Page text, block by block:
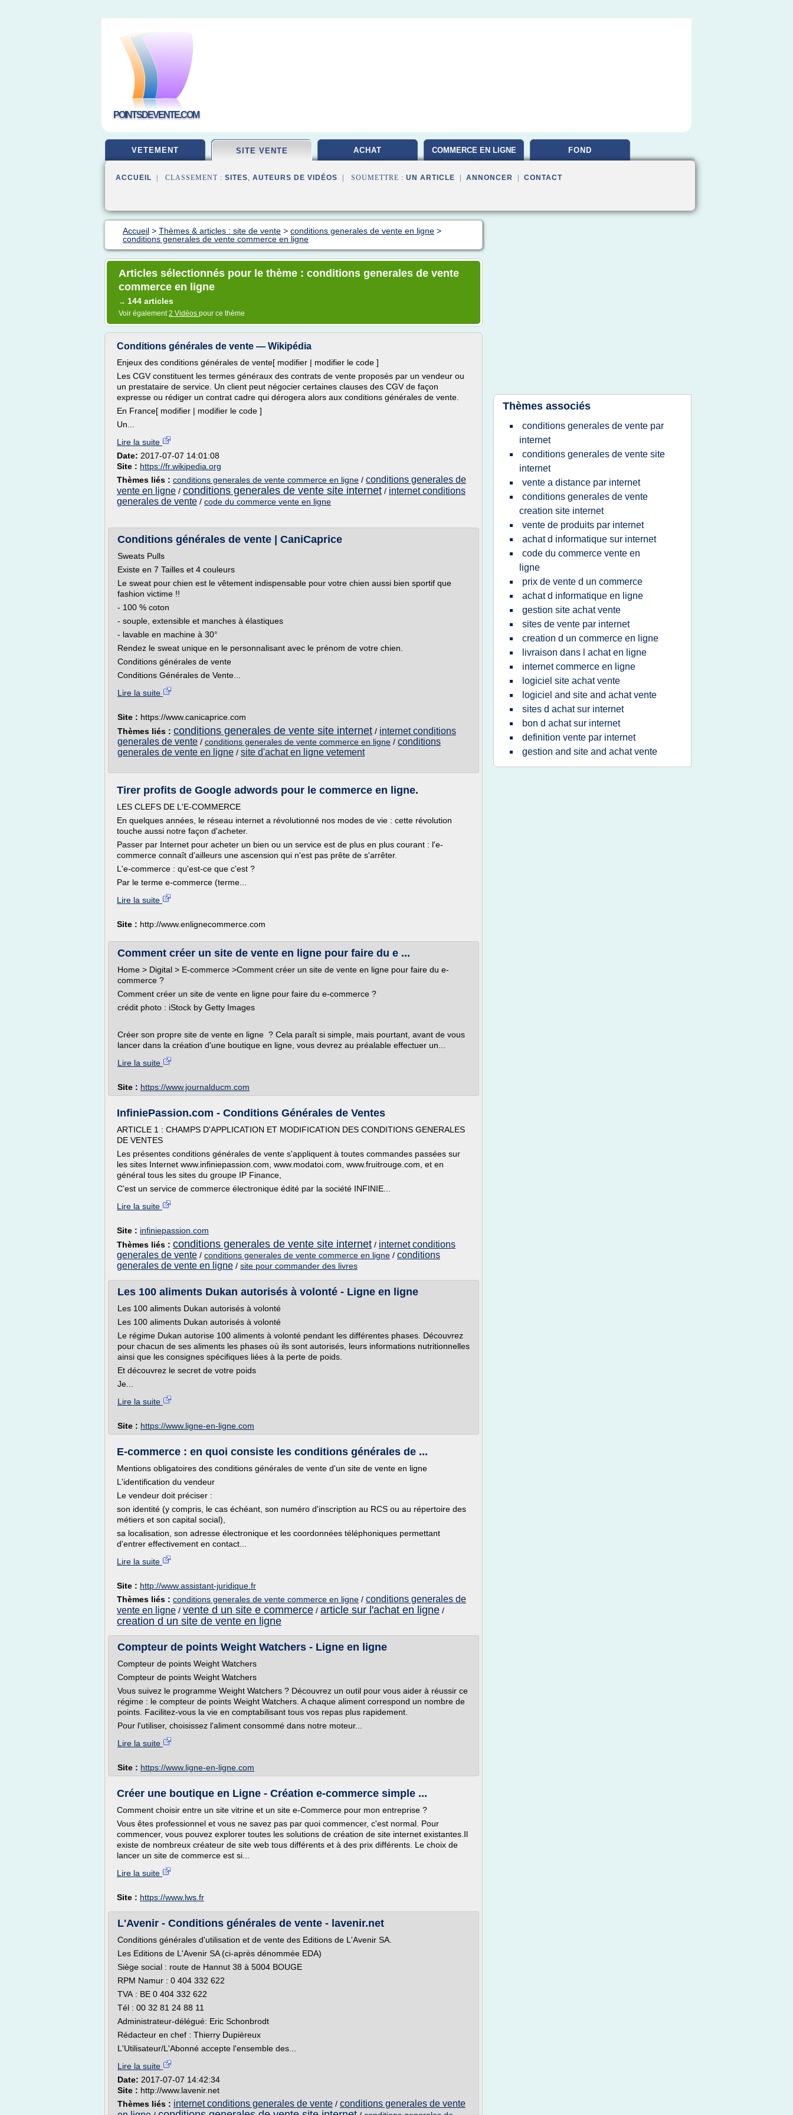
POINTSDEVENTE.COM
VETEMENT SITE VENTE ACHAT COMMERCE EN LIGNE FOND
ACCUEIL | CLASSEMENT : SITES, AUTEURS DE VIDÉOS | SOUMETTRE : UN ARTICLE ANNONCER CONTACT
Accueil > Thèmes & articles : site de vente > conditions generales de vente en ligne >
conditions generales de vente commerce en ligne
Articles sélectionnés pour le thème : conditions generales de vente
commerce en ligne
→ 144 articles
Voir également2 Vidéos pour ce thème
Conditions générales de vente — Wikipédia
Enjeux des conditions générales de vente[ modifier | modifier le code ]
Les CGV constituent les termes généraux des contrats de vente proposés par un vendeur ou
un prestataire de service. Un client peut négocier certaines clauses des CGV de façon
expresse ou rédiger un contrat cadre qui dérogera alors aux conditions générales de vente.
En France[ modifier | modifier le code ]
Un...
Lire la suite
Date: 2017-07-07 14:01:08
Site : https://fr.wikipedia.org
Thèmes liés : conditions generales de vente commerce en ligne / conditions generales de
vente en ligne / conditions generales de vente site internet / internet conditions
generales de vente / code du commerce vente en ligne
Conditions générales de vente | CaniCaprice
Sweats Pulls
Existe en 7 Tailles et 4 couleurs
Le sweat pour chien est le vêtement indispensable pour votre chien aussi bien sportif que
fashion victime !!
- 100 % coton
- souple, extensible et manches à élastiques
- lavable en machine à 30°
Rendez le sweat unique en le personnalisant avec le prénom de votre chien.
Conditions générales de vente
Conditions Générales de Vente...
Lire la suite
Site : https://www.canicaprice.com
Thèmes liés : conditions generales de vente site internet / internet conditions
generales de vente / conditions generales de vente commerce en ligne / conditions
generales de vente en ligne / site d'achat en ligne vetement
Tirer profits de Google adwords pour le commerce en ligne.
LES CLEFS DE L'E-COMMERCE
En quelques années, le réseau internet a révolutionné nos modes de vie : cette révolution
touche aussi notre façon d'acheter.
Passer par Internet pour acheter un bien ou un service est de plus en plus courant : l'e-
commerce connaît d'ailleurs une ascension qui n'est pas prête de s'arrêter.
L'e-commerce : qu'est-ce que c'est ?
Par le terme e-commerce (terme...
Lire la suite
Site : http://www.enlignecommerce.com
Comment créer un site de vente en ligne pour faire du e ...
Home > Digital > E-commerce >Comment créer un site de vente en ligne pour faire du e-
commerce ?
Comment créer un site de vente en ligne pour faire du e-commerce ?
crédit photo : iStock by Getty Images
Créer son propre site de vente en ligne ? Cela paraît si simple, mais pourtant, avant de vous
lancer dans la création d'une boutique en ligne, vous devrez au préalable effectuer un...
Lire la suite
Site : https://www.journalducm.com
InfiniePassion.com - Conditions Générales de Ventes
ARTICLE 1 : CHAMPS D'APPLICATION ET MODIFICATION DES CONDITIONS GENERALES
DE VENTES
Les présentes conditions générales de vente s'appliquent à toutes commandes passées sur
les sites Internet www.infiniepassion.com, www.modatoi.com, www.fruitrouge.com, et en
général tous les sites du groupe IP Finance,
C'est un service de commerce électronique édité par la société INFINIE...
Lire la suite
Site : infiniepassion.com
Thèmes liés : conditions generales de vente site internet / internet conditions
generales de vente / conditions generales de vente commerce en ligne / conditions
generales de vente en ligne / site pour commander des livres
Les 100 aliments Dukan autorisés à volonté - Ligne en ligne
Les 100 aliments Dukan autorisés à volonté
Les 100 aliments Dukan autorisés à volonté
Le régime Dukan autorise 100 aliments à volonté pendant les différentes phases. Découvrez
pour chacun de ses aliments les phases où ils sont autorisés, leurs informations nutritionnelles
ainsi que les consignes spécifiques liées à la perte de poids.
Et découvrez le secret de votre poids
Je...
Lire la suite
Site : https://www.ligne-en-ligne.com
E-commerce : en quoi consiste les conditions générales de ...
Mentions obligatoires des conditions générales de vente d'un site de vente en ligne
L'identification du vendeur
Le vendeur doit préciser :
son identité (y compris, le cas échéant, son numéro d'inscription au RCS ou au répertoire des
métiers et son capital social),
sa localisation, son adresse électronique et les coordonnées téléphoniques permettant
d'entrer effectivement en contact...
Lire la suite
Site : http://www.assistant-juridique.fr
Thèmes liés : conditions generales de vente commerce en ligne / conditions generales de
vente en ligne / vente d un site e commerce / article sur l'achat en ligne /
creation d un site de vente en ligne
Compteur de points Weight Watchers - Ligne en ligne
Compteur de points Weight Watchers
Compteur de points Weight Watchers
Vous suivez le programme Weight Watchers ? Découvrez un outil pour vous aider à réussir ce
régime : le compteur de points Weight Watchers. A chaque aliment correspond un nombre de
points. Facilitez-vous la vie en comptabilisant tous vos repas plus rapidement.
Pour l'utiliser, choisissez l'aliment consommé dans notre moteur...
Lire la suite
Site : https://www.ligne-en-ligne.com
Créer une boutique en Ligne - Création e-commerce simple ...
Comment choisir entre un site vitrine et un site e-Commerce pour mon entreprise ?
Vous êtes professionnel et vous ne savez pas par quoi commencer, c'est normal. Pour
commencer, vous pouvez explorer toutes les solutions de création de site internet existantes.Il
existe de nombreux créateur de site web tous différents et à des prix différents. Le choix de
lancer un site de commerce est si...
Lire la suite
Site : https://www.lws.fr
L'Avenir - Conditions générales de vente - lavenir.net
Conditions générales d'utilisation et de vente des Editions de L'Avenir SA.
Les Editions de L'Avenir SA (ci-après dénommée EDA)
Siège social : route de Hannut 38 à 5004 BOUGE
RPM Namur : 0 404 332 622
TVA : BE 0 404 332 622
Tél : 00 32 81 24 88 11
Administrateur-délégué: Eric Schonbrodt
Rédacteur en chef : Thierry Dupièreux
L'Utilisateur/L'Abonné accepte l'ensemble des...
Lire la suite
Date: 2017-07-07 14:42:34
Site : http://www.lavenir.net
Thèmes liés : internet conditions generales de vente / conditions generales de vente
Thèmes associés
conditions generales de vente par
internet
conditions generales de vente site
internet
vente a distance par internet
conditions generales de vente
creation site internet
vente de produits par internet
achat d informatique sur internet
code du commerce vente en
ligne
prix de vente d un commerce
achat d informatique en ligne
gestion site achat vente
sites de vente par internet
creation d un commerce en ligne
livraison dans l achat en ligne
internet commerce en ligne
logiciel site achat vente
logiciel and site and achat vente
sites d achat sur internet
bon d achat sur internet
definition vente par internet
gestion and site and achat vente